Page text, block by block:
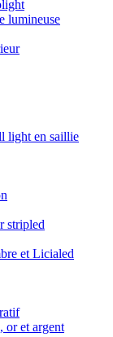
lumineuse
light en saillie
stripled
et Licialed
or et argent